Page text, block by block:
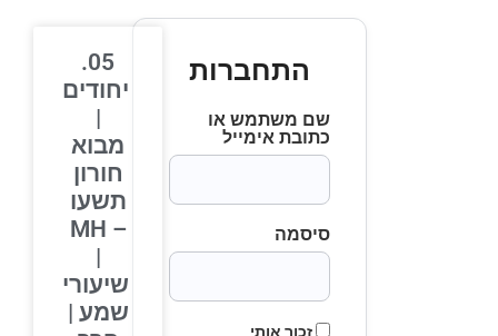
התחברות
שם משתמש או
כתובת אימייל
סיסמה
זכור אותי
05.
יחודים
מבוא
חורון
תשעו
– MH
שיעורי
שמע |